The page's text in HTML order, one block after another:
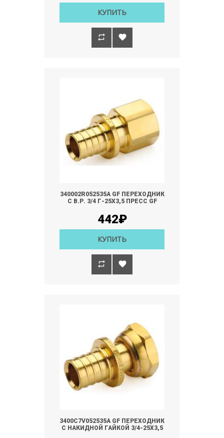
КУПИТЬ
340002R052535A GF ПЕРЕХОДНИК
С В.Р. 3/4 Г-25Х3,5 ПРЕСС GF
442₽
КУПИТЬ
3400С7V052535A GF ПЕРЕХОДНИК
С НАКИДНОЙ ГАЙКОЙ 3/4-25Х3,5